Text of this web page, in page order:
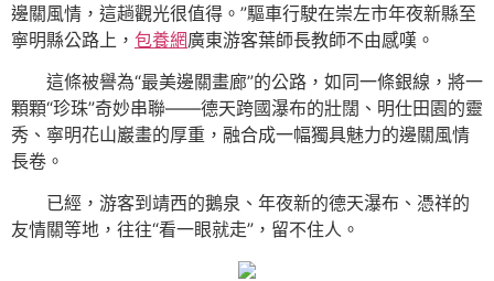
邊關風情，這趟觀光很值得。”驅車行駛在崇左市年夜新縣至
寧明縣公路上， 包養網廣東游客葉師長教師不由感嘆。
這條被譽為“最美邊關畫廊”的公路，如同一條銀線，將一
顆顆“珍珠”奇妙串聯——德天跨國瀑布的壯闊、明仕田園的靈
秀、寧明花山巖畫的厚重，融合成一幅獨具魅力的邊關風情
長卷。
已經，游客到靖西的鵝泉、年夜新的德天瀑布、憑祥的
友情關等地，往往“看一眼就走”，留不住人。